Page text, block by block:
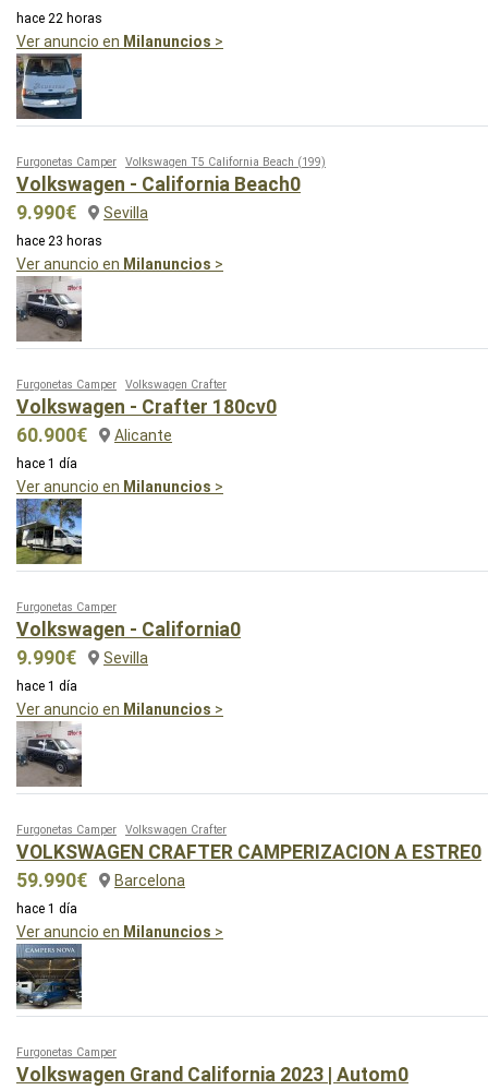
hace 22 horas
Ver anuncio en Milanuncios >
Furgonetas Camper Volkswagen T5 California Beach (199)
Volkswagen - California Beach0
9.990€
Sevilla
hace 23 horas
Ver anuncio en Milanuncios >
Furgonetas Camper Volkswagen Crafter
Volkswagen - Crafter 180cv0
60.900€
Alicante
hace 1 día
Ver anuncio en Milanuncios >
Furgonetas Camper
Volkswagen - California0
9.990€
Sevilla
hace 1 día
Ver anuncio en Milanuncios >
Furgonetas Camper Volkswagen Crafter
VOLKSWAGEN CRAFTER CAMPERIZACION A ESTRE0
59.990€
Barcelona
hace 1 día
Ver anuncio en Milanuncios >
Furgonetas Camper
Volkswagen Grand California 2023 | Autom0